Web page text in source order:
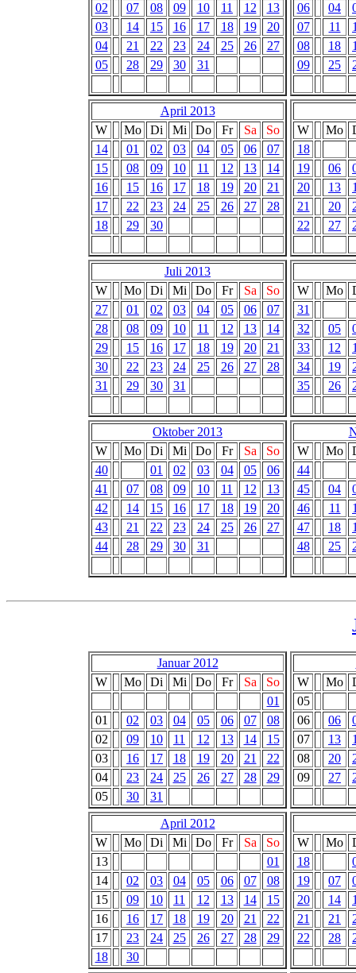
02
07 08 09 10 11 12
13
03
14 15 16 17 18 19
20
04
21 22 23 24 25 26
27
05
28 29 30 31
06
04
07
11
08
18
09
25
April 2013
W
Mo Di Mi Do Fr Sa
So
14
01 02 03 04 05 06
07
15
08 09 10 11 12 13
14
16
15 16 17 18 19 20
21
17
22 23 24 25 26 27
28
18
29 30
W Mo
18
19
06
20
13
21
20
22
27
Juli 2013
W
Mo Di Mi Do Fr Sa
So
27
01 02 03 04 05 06
07
28
08 09 10 11 12 13
14
29
15 16 17 18 19 20
21
30
22 23 24 25 26 27
28
31
29 30 31
W Mo
31
32
05
33
12
34
19
35
26
Oktober 2013
W
Mo Di Mi Do Fr Sa
So
40
01 02 03 04 05
06
41
07 08 09 10 11 12
13
42
14 15 16 17 18 19
20
43
21 22 23 24 25 26
27
44
28 29 30 31
W
Mo
44
45
04
46
11
47
18
48
25
Januar 2012
W
Mo Di Mi Do Fr Sa
So
01
01
02 03 04 05 06 07
08
02
09 10 11 12 13 14
15
03
16 17 18 19 20 21
22
04
23 24 25 26 27 28
29
05
30 31
W
Mo
05
06
06
07
13
08
20
09
27
April 2012
W
Mo Di Mi Do Fr Sa
So
13
01
14
02 03 04 05 06 07
08
15
09 10 11 12 13 14
15
16
16 17 18 19 20 21
22
17
23 24 25 26 27 28
29
18
30
W Mo
18
19
07
20
14
21
21
22
28